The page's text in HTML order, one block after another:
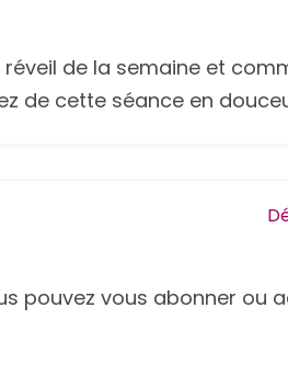
de la semaine et
de cette séance en
pouvez vous abonner ou